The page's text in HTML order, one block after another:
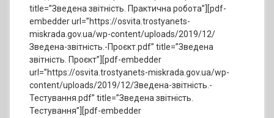
title=”Зведена звітність. Практична робота”][pdf-
embedder url=”https://osvita.trostyanets-
miskrada.gov.ua/wp-content/uploads/2019/12/
Зведена-звітність.-Проєкт.pdf” title=”Зведена
звітність. Проєкт”][pdf-embedder
url=”https://osvita.trostyanets-miskrada.gov.ua/wp-
content/uploads/2019/12/Зведена-звітність.-
Тестування.pdf” title=”Зведена звітність.
Тестування”][pdf-embedder